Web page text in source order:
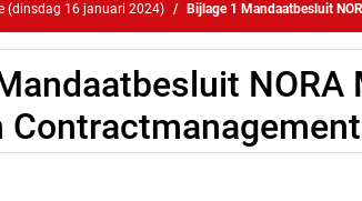
(dinsdag 16 januari 2024) Bijlage 1 Mandaatbesluit
NORA
Contractmanagement